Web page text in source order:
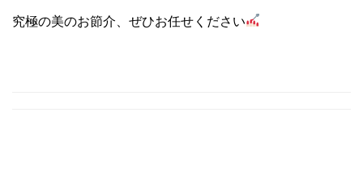
究極の美のお節介、ぜひお任せください